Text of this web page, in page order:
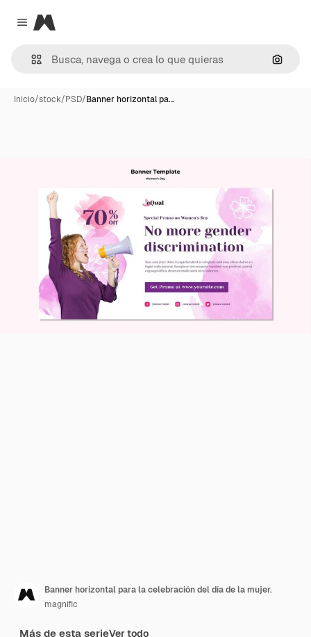
Close menu
Magnific
Inicio/stock/PSD/Banner horizontal pa…
Banner horizontal para la celebración del día de la mujer.
magnific
Más de esta serieVer todo